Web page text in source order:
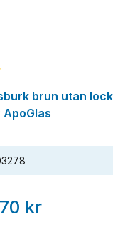
betyg på 5 av 5
brun utan
ApoGlas
kr